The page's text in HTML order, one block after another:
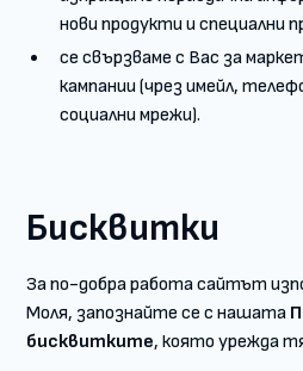
нови продукти и специални
се свързваме с Вас за
кампании (чрез имейл,
социални мрежи).
Бисквитки
За по-добра работа сайтът
Моля, запознайте се с нашата
бисквитките, която урежда